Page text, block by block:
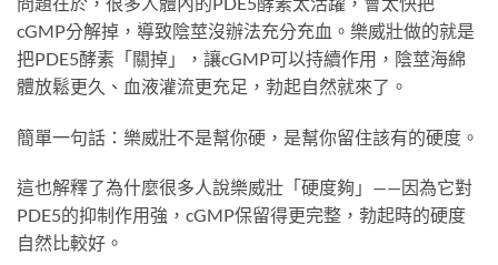
cGMP分解掉，導致陰莖沒辦法充分充血。樂威壯做的就是
把PDE5酵素「關掉」，讓cGMP可以持續作用，陰莖海綿
體放鬆更久、血液灌流更充足，勃起自然就來了。
簡單一句話：樂威壯不是幫你硬，是幫你留住該有的硬度。
這也解釋了為什麼很多人說樂威壯「硬度夠」——因為它對
PDE5的抑制作用強，cGMP保留得更完整，勃起時的硬度
自然比較好。